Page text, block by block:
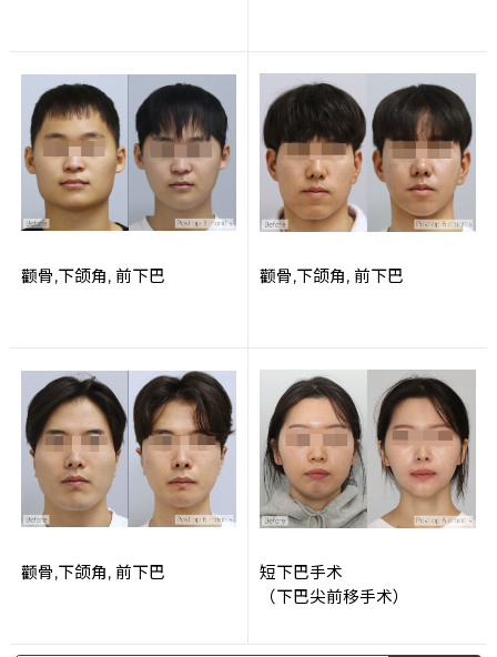
对脸部产生的问号，
从问好改为 句号。
颧骨,下颌角, 前下巴 颧骨,下颌角, 前下巴
颧骨,下颌角, 前下巴
短下巴手术
（下巴尖前移手术）